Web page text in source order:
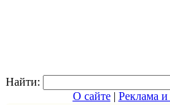
Найти:
О сайте| Реклама и